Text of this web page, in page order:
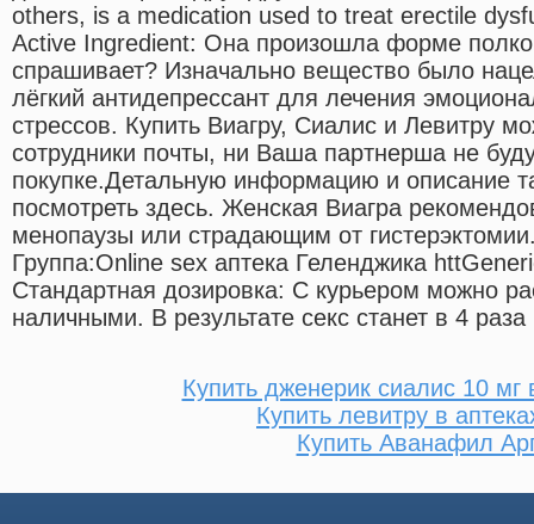
others, is a medication used to treat erectile
Active Ingredient: Она произошла форме
спрашивает? Изначально вещество было
лёгкий антидепрессант для лечения
стрессов. Купить Виагру, Сиалис и Левитру
сотрудники почты, ни Ваша партнерша не
покупке.Детальную информацию и описание
посмотреть здесь. Женская Виагра
менопаузы или страдающим от
Группа:Online sex аптека Геленджика
Стандартная дозировка: С курьером можно
наличными. В результате секс станет в 4
Купить дженерик сиалис 10 мг
Купить левитру в
Купить Аванафил